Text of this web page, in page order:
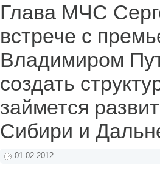
Глава МЧС
встрече с
Владимиром
создать
займется
Сибири и
01.02.2012